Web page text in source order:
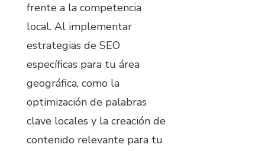
frente a la competencia
local. Al implementar
estrategias de SEO
específicas para tu área
geográfica, como la
optimización de palabras
clave locales y la creación de
contenido relevante para tu